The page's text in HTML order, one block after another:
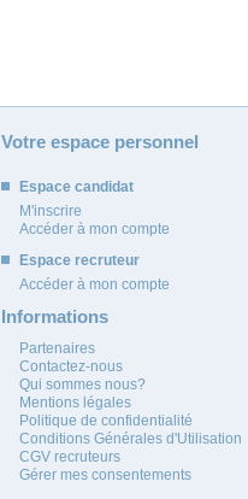
Votre espace personnel
Espace candidat
M'inscrire
Accéder à mon compte
Espace recruteur
Accéder à mon compte
Informations
Partenaires
Contactez-nous
Qui sommes nous?
Mentions légales
Politique de confidentialité
Conditions Générales d'Utilisation
CGV recruteurs
Gérer mes consentements